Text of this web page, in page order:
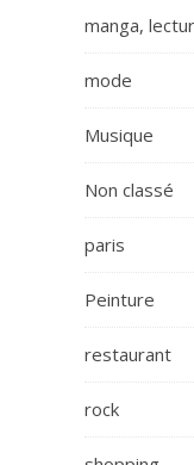
manga,
mode
Musique
Non classé
paris
Peinture
restaurant
rock